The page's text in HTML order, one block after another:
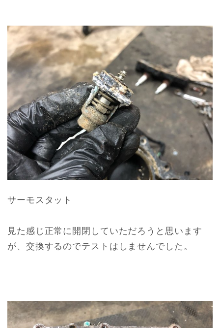
サーモスタット
見た感じ正常に開閉していただろうと思います
が、交換するのでテストはしませんでした。